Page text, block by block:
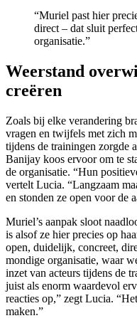
“Muriel past hier
direct – dat sluit
organisatie.”
Weerstand
creëren
Zoals bij elke verandering
vragen en twijfels met zich
tijdens de trainingen zorgde
Banijay koos ervoor om te
de organisatie. “Hun
vertelt Lucia. “Langzaam
en stonden ze open voor de
Muriel’s aanpak sloot
is alsof ze hier precies op
open, duidelijk, concreet,
mondige organisatie, waar
inzet van acteurs tijdens de
juist als enorm waardevol
reacties op,” zegt Lucia.
maken.”